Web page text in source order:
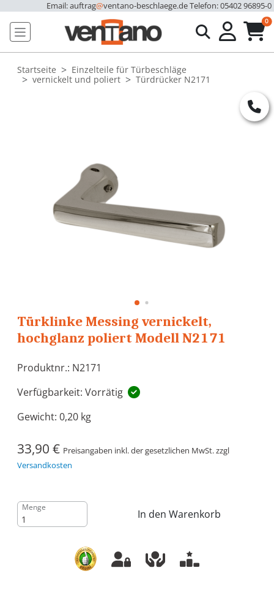
Email: auftrag@ventano-beschlaege.deTelefon: 05402 96895-0
0
Startseite
Einzelteile für Türbeschläge
vernickelt und poliert
Türdrücker N2171
Türklinke Messing vernickelt,
hochglanz poliert Modell N2171
Produktnr.: N2171
Verfügbarkeit: Vorrätig
Gewicht: 0,20 kg
33,90 € Preisangaben inkl. der gesetzlichen MwSt. zzgl
Versandkosten
Menge
In den Warenkorb